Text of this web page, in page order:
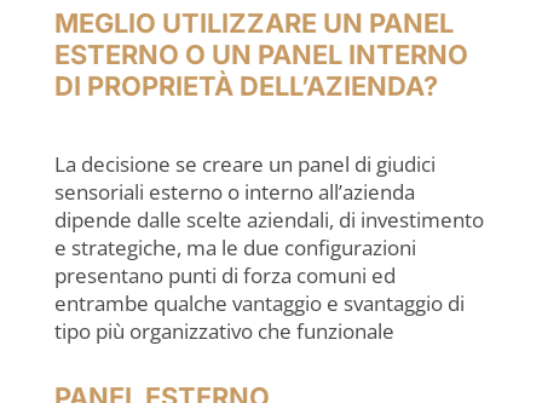
MEGLIO UTILIZZARE UN PANEL
ESTERNO O UN PANEL INTERNO
DI PROPRIETÀ DELL’AZIENDA?
La decisione se creare un panel di giudici
sensoriali esterno o interno all’azienda
dipende dalle scelte aziendali, di investimento
e strategiche, ma le due configurazioni
presentano punti di forza comuni ed
entrambe qualche vantaggio e svantaggio di
tipo più organizzativo che funzionale